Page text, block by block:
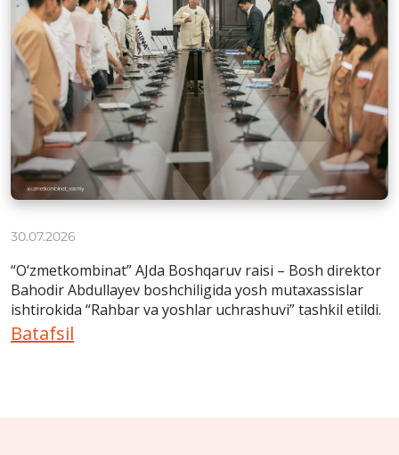
30.07.2026
“O‘zmetkombinat” AJda Boshqaruv raisi – Bosh direktor
Bahodir Abdullayev boshchiligida yosh mutaxassislar
ishtirokida “Rahbar va yoshlar uchrashuvi” tashkil etildi.
Batafsil